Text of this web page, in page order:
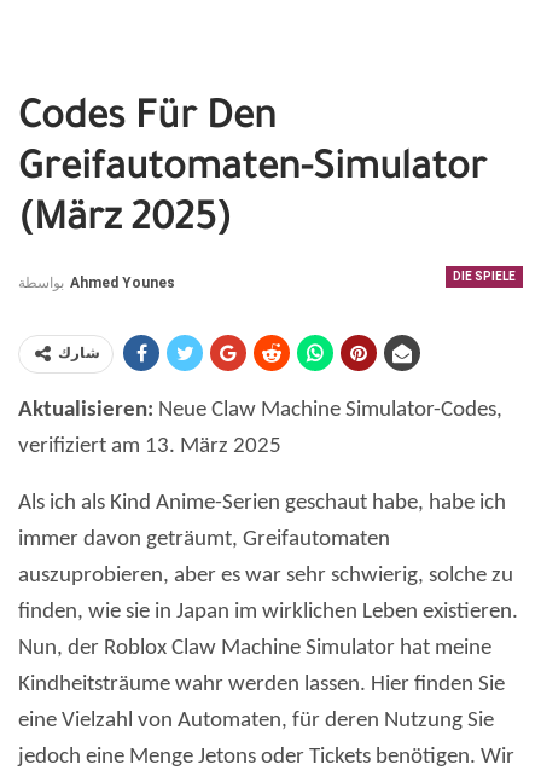
Codes Für Den
Greifautomaten-Simulator
(März 2025)
DIE SPIELE
Ahmed Younes
شارك
Aktualisieren: Neue Claw Machine Simulator-Codes,
verifiziert am 13. März 2025
Als ich als Kind Anime-Serien geschaut habe, habe ich
immer davon geträumt, Greifautomaten
auszuprobieren, aber es war sehr schwierig, solche zu
finden, wie sie in Japan im wirklichen Leben existieren.
Nun, der Roblox Claw Machine Simulator hat meine
Kindheitsträume wahr werden lassen. Hier finden Sie
eine Vielzahl von Automaten, für deren Nutzung Sie
jedoch eine Menge Jetons oder Tickets benötigen. Wir